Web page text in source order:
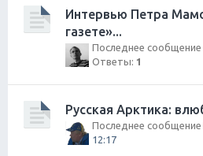
Интервью Петра
газете»...
Последнее сообщение
Ответы: 1
Русская Арктика:
Последнее сообщение
12:17